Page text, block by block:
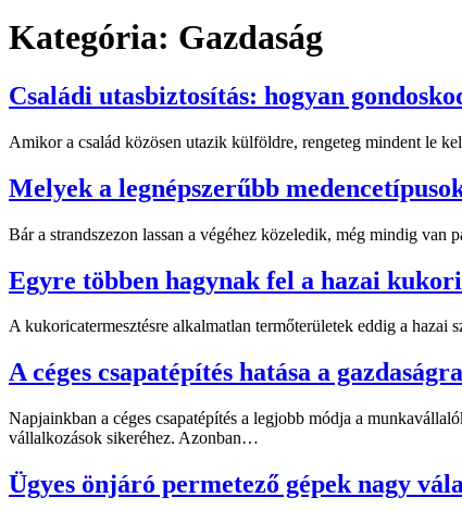
Kategória: Gazdaság
Családi utasbiztosítás: hogyan
Amikor a család közösen utazik külföldre, rengeteg mindent le
Melyek a legnépszerűbb
Bár a strandszezon lassan a végéhez közeledik, még mindig
Egyre többen hagynak fel a hazai
A kukoricatermesztésre alkalmatlan termőterületek eddig a
A céges csapatépítés hatása a
Napjainkban a céges csapatépítés a legjobb módja a
vállalkozások sikeréhez. Azonban…
Ügyes önjáró permetező gépek nagy